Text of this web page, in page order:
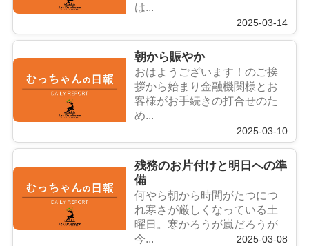
は...
2025-03-14
朝から賑やか
おはようございます！のご挨
拶から始まり金融機関様とお
客様がお手続きの打合せのた
め...
2025-03-10
残務のお片付けと明日への準
備
何やら朝から時間がたつにつ
れ寒さが厳しくなっている土
曜日。寒かろうが嵐だろうが
今...
2025-03-08